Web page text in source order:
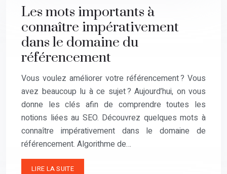
Les mots importants à
connaître impérativement
dans le domaine du
référencement
Vous voulez améliorer votre référencement ? Vous
avez beaucoup lu à ce sujet ? Aujourd’hui, on vous
donne les clés afin de comprendre toutes les
notions liées au SEO. Découvrez quelques mots à
connaître impérativement dans le domaine de
référencement. Algorithme de…
LIRE LA SUITE